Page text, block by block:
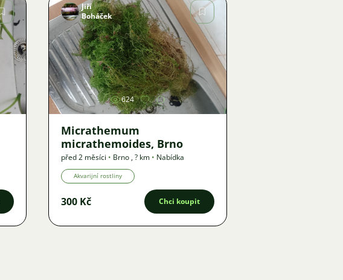
Obrázek
Jiří
Boháček
624
Micrathemum
micrathemoides, Brno
před 2 měsíci • Brno ,? km • Nabídka
Akvarijní rostliny
300 Kč Chci koupit